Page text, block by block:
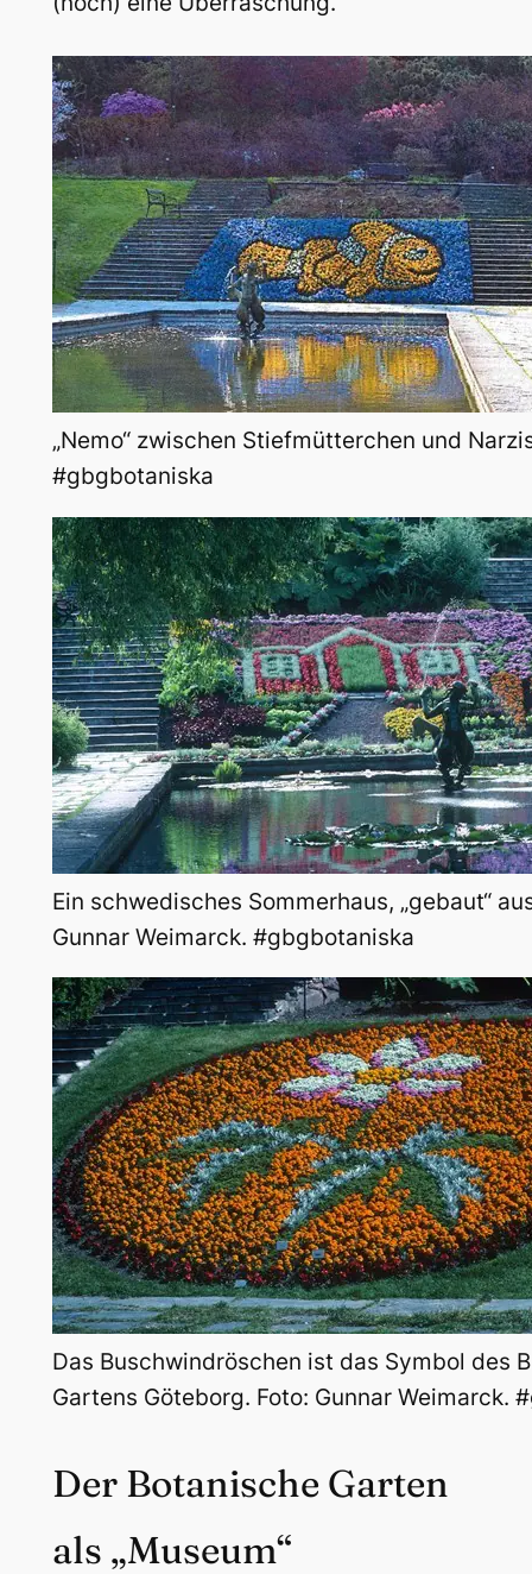
„Nemo“ zwischen Stiefmütterchen und
#gbgbotaniska
Ein schwedisches Sommerhaus, „gebaut“
Gunnar Weimarck. #gbgbotaniska
Das Buschwindröschen ist das Symbol des
Gartens Göteborg. Foto: Gunnar Weimarck.
Der Botanische Garten
als „Museum“